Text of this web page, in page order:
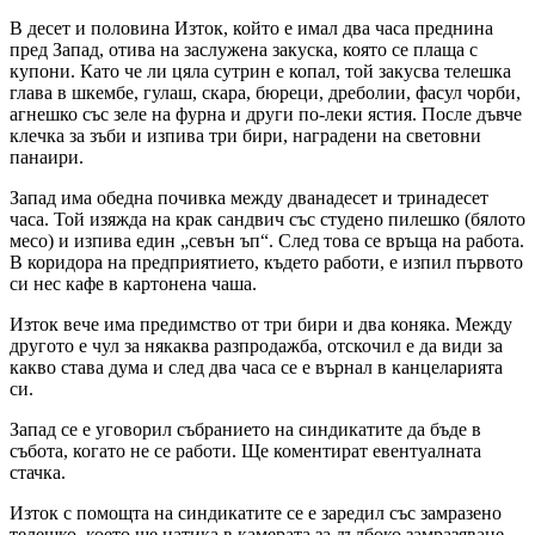
В десет и половина Изток, който е имал два часа преднина
пред Запад, отива на заслужена закуска, която се плаща с
купони. Като че ли цяла сутрин е копал, той закусва телешка
глава в шкембе, гулаш, скара, бюреци, дреболии, фасул чорби,
агнешко със зеле на фурна и други по-леки ястия. После дъвче
клечка за зъби и изпива три бири, наградени на световни
панаири.
Запад има обедна почивка между дванадесет и тринадесет
часа. Той изяжда на крак сандвич със студено пилешко (бялото
месо) и изпива един „севън ъп“. След това се връща на работа.
В коридора на предприятието, където работи, е изпил първото
си нес кафе в картонена чаша.
Изток вече има предимство от три бири и два коняка. Между
другото е чул за някаква разпродажба, отскочил е да види за
какво става дума и след два часа се е върнал в канцеларията
си.
Запад се е уговорил събранието на синдикатите да бъде в
събота, когато не се работи. Ще коментират евентуалната
стачка.
Изток с помощта на синдикатите се е заредил със замразено